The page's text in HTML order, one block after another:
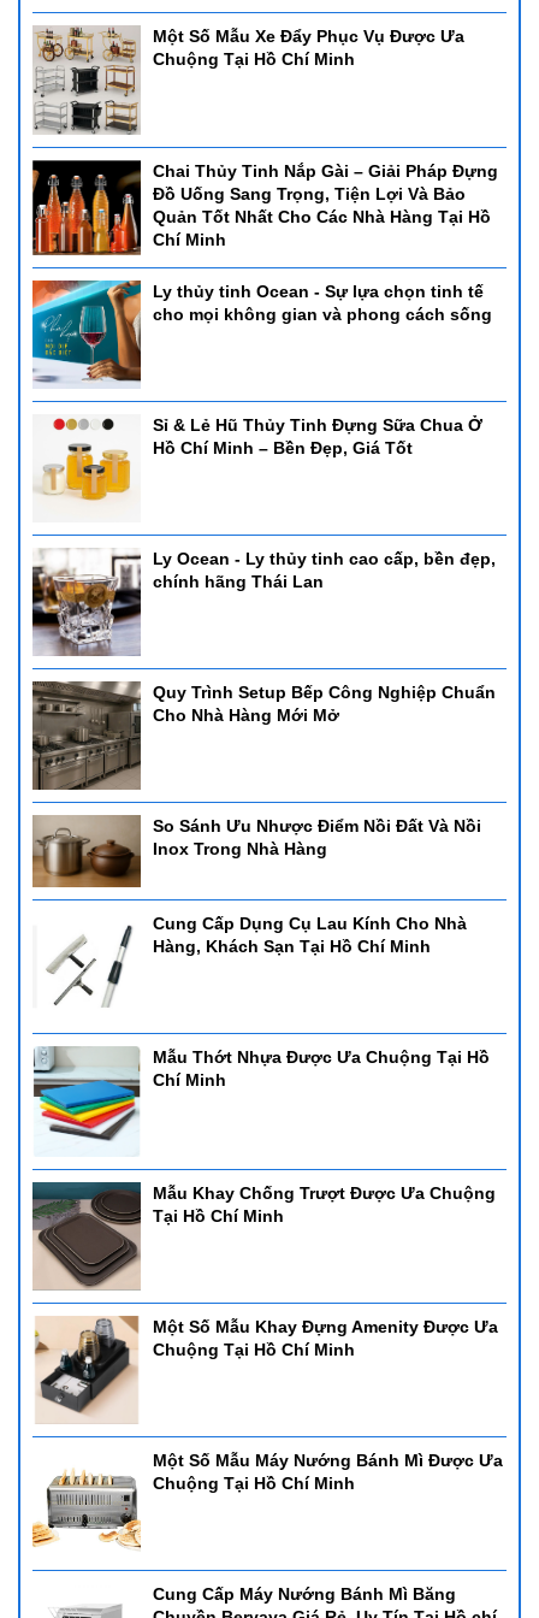
=>Chúc bạn có được sự lựa chọn hợp lý, nếu còn băn khoăn điều
gì đó về sản phẩm có thể liên hệ tớisiêu thị Horecađể đươc tư
vấn thông qua tổng đàiHotline0905880131
Một Số Mẫu Xe Đẩy Phục Vụ Được Ưa
Chuộng Tại Hồ Chí Minh
Chai Thủy Tinh Nắp Gài – Giải Pháp Đựng
Đồ Uống Sang Trọng, Tiện Lợi Và Bảo
Quản Tốt Nhất Cho Các Nhà Hàng Tại Hồ
Chí Minh
Ly thủy tinh Ocean - Sự lựa chọn tinh tế
cho mọi không gian và phong cách sống
Sỉ & Lẻ Hũ Thủy Tinh Đựng Sữa Chua Ở
Hồ Chí Minh – Bền Đẹp, Giá Tốt
Ly Ocean - Ly thủy tinh cao cấp, bền đẹp,
chính hãng Thái Lan
Quy Trình Setup Bếp Công Nghiệp Chuẩn
Cho Nhà Hàng Mới Mở
So Sánh Ưu Nhược Điểm Nồi Đất Và Nồi
Inox Trong Nhà Hàng
Cung Cấp Dụng Cụ Lau Kính Cho Nhà
Hàng, Khách Sạn Tại Hồ Chí Minh
Mẫu Thớt Nhựa Được Ưa Chuộng Tại Hồ
Chí Minh
Mẫu Khay Chống Trượt Được Ưa Chuộng
Tại Hồ Chí Minh
Một Số Mẫu Khay Đựng Amenity Được Ưa
Chuộng Tại Hồ Chí Minh
Một Số Mẫu Máy Nướng Bánh Mì Được Ưa
Chuộng Tại Hồ Chí Minh
Cung Cấp Máy Nướng Bánh Mì Băng